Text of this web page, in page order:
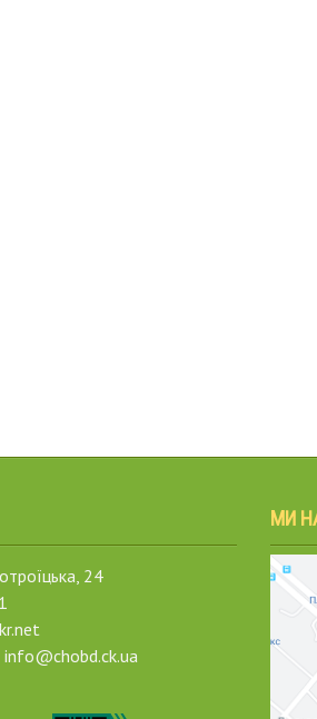
24
info@chobd.ck.ua
МИ